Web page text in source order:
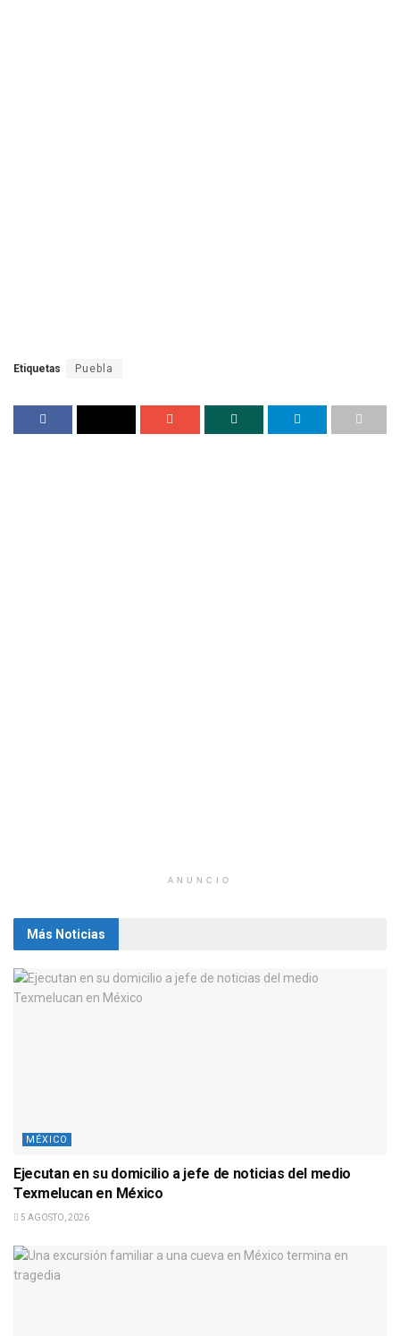
Etiquetas Puebla
ANUNCIO
Más Noticias
MÉXICO
Ejecutan en su domicilio a jefe de noticias del medio
Texmelucan en México
5 AGOSTO, 2026